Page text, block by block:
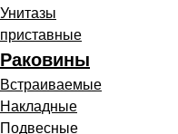
Унитазы
приставные
Раковины
Встраиваемые
Накладные
Подвесные